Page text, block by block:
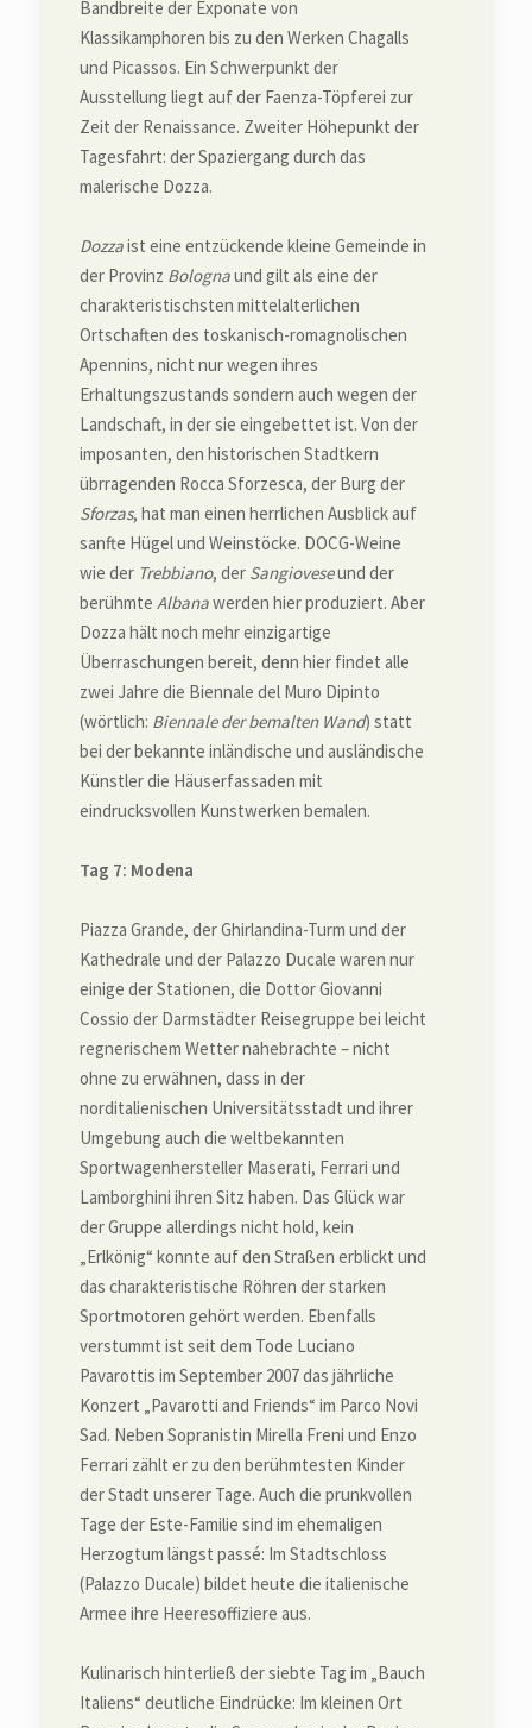
Bandbreite der Exponate von
Klassikamphoren bis zu den Werken Chagalls
und Picassos. Ein Schwerpunkt der
Ausstellung liegt auf der Faenza-Töpferei zur
Zeit der Renaissance. Zweiter Höhepunkt der
Tagesfahrt: der Spaziergang durch das
malerische Dozza.
Dozzaist eine entzückende kleine Gemeinde in
der Provinz Bolognaund gilt als eine der
charakteristischsten mittelalterlichen
Ortschaften des toskanisch-romagnolischen
Apennins, nicht nur wegen ihres
Erhaltungszustands sondern auch wegen der
Landschaft, in der sie eingebettet ist. Von der
imposanten, den historischen Stadtkern
übrragenden Rocca Sforzesca, der Burg der
Sforzas, hat man einen herrlichen Ausblick auf
sanfte Hügel und Weinstöcke. DOCG-Weine
wie der Trebbiano, der Sangioveseund der
berühmte Albanawerden hier produziert. Aber
Dozza hält noch mehr einzigartige
Überraschungen bereit, denn hier findet alle
zwei Jahre die Biennale del Muro Dipinto
(wörtlich: Biennale der bemalten Wand) statt
bei der bekannte inländische und ausländische
Künstler die Häuserfassaden mit
eindrucksvollen Kunstwerken bemalen.
Tag 7: Modena
Piazza Grande, der Ghirlandina-Turm und der
Kathedrale und der Palazzo Ducale waren nur
einige der Stationen, die Dottor Giovanni
Cossio der Darmstädter Reisegruppe bei leicht
regnerischem Wetter nahebrachte – nicht
ohne zu erwähnen, dass in der
norditalienischen Universitätsstadt und ihrer
Umgebung auch die weltbekannten
Sportwagenhersteller Maserati, Ferrari und
Lamborghini ihren Sitz haben. Das Glück war
der Gruppe allerdings nicht hold, kein
„Erlkönig“ konnte auf den Straßen erblickt und
das charakteristische Röhren der starken
Sportmotoren gehört werden. Ebenfalls
verstummt ist seit dem Tode Luciano
Pavarottis im September 2007 das jährliche
Konzert „Pavarotti and Friends“ im Parco Novi
Sad. Neben Sopranistin Mirella Freni und Enzo
Ferrari zählt er zu den berühmtesten Kinder
der Stadt unserer Tage. Auch die prunkvollen
Tage der Este-Familie sind im ehemaligen
Herzogtum längst passé: Im Stadtschloss
(Palazzo Ducale) bildet heute die italienische
Armee ihre Heeresoffiziere aus.
Kulinarisch hinterließ der siebte Tag im „Bauch
Italiens“ deutliche Eindrücke: Im kleinen Ort